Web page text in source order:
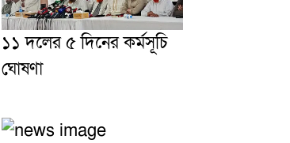
১১ দলের ৫ দিনের কর্মসূচি
ঘোষণা